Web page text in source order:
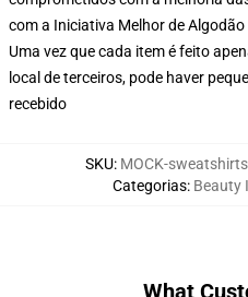
com a Iniciativa Melhor de Algodão
Uma vez que cada item é feito
local de terceiros, pode haver
recebido
SKU: MOCK-
Categorias: Beauty
What